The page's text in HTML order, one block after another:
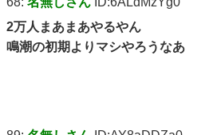
2万人まあまあやるやん
鳴潮の初期よりマシやろうなあ